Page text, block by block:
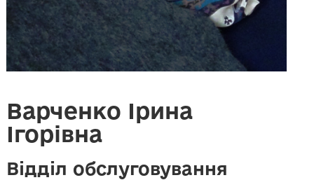
Варченко Ірина
Ігорівна
Відділ обслуговування